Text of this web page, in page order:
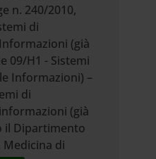
n. 240/2010,
di
(già
09/H1 - Sistemi
Informazioni) –
di
(già
il Dipartimento
di